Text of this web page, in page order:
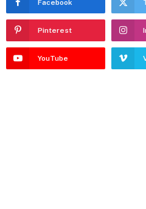
Facebook
Pinterest
YouTube